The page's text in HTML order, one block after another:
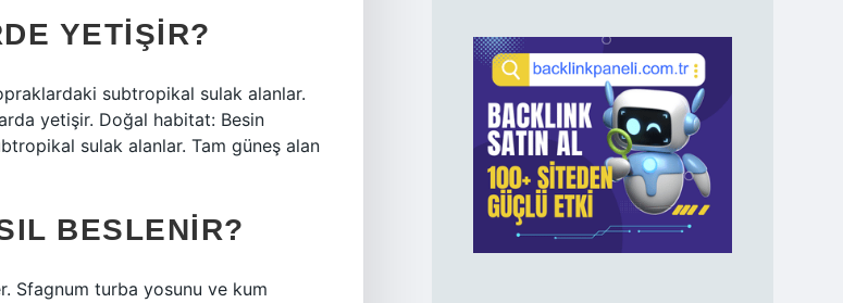
YETIŞIR?
subtropikal sulak alanlar.
yetişir. Doğal habitat: Besin
sulak alanlar. Tam güneş alan
BESLENIR?
Sfagnum turba yosunu ve kum